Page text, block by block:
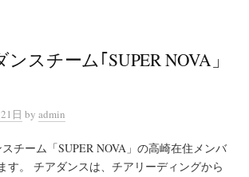
スチーム｢SUPER NOVA」
日 by admin
チーム「SUPER NOVA」の高崎在住メンバ
す。 チアダンスは、チアリーディングから